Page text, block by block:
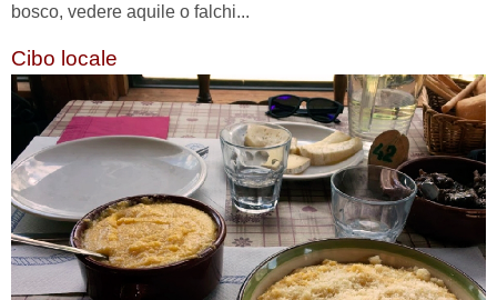
bosco, vedere aquile o falchi...
Cibo locale